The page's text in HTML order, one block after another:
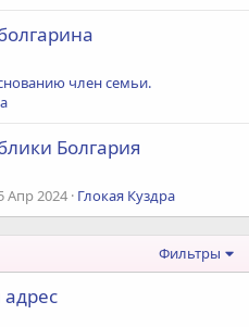
член семьи.
Болгария
Апр 2024 Глокая Куздра
Фильтры